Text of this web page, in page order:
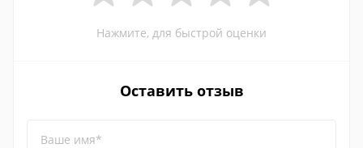
Нажмите, для быстрой оценки
Оставить отзыв
Ваше имя*